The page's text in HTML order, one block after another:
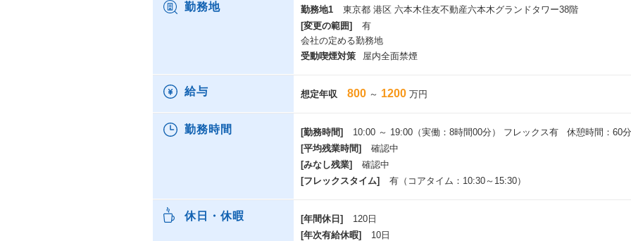
勤務地 勤務地1
東京都 港区 六本木住友不動産六本木グランドタワー38階
[変更の範囲]
有
会社の定める勤務地
受動喫煙対策
屋内全面禁煙
給与 想定年収 800 ～ 1200 万円
勤務時間 [勤務時間]
10:00 ～ 19:00（実働：8時間00分） フレックス有 休憩時間：60分
[平均残業時間]
確認中
[みなし残業]
確認中
[フレックスタイム]
有（コアタイム：10:30～15:30）
休日・休暇 [年間休日]
120日
[年次有給休暇]
10日